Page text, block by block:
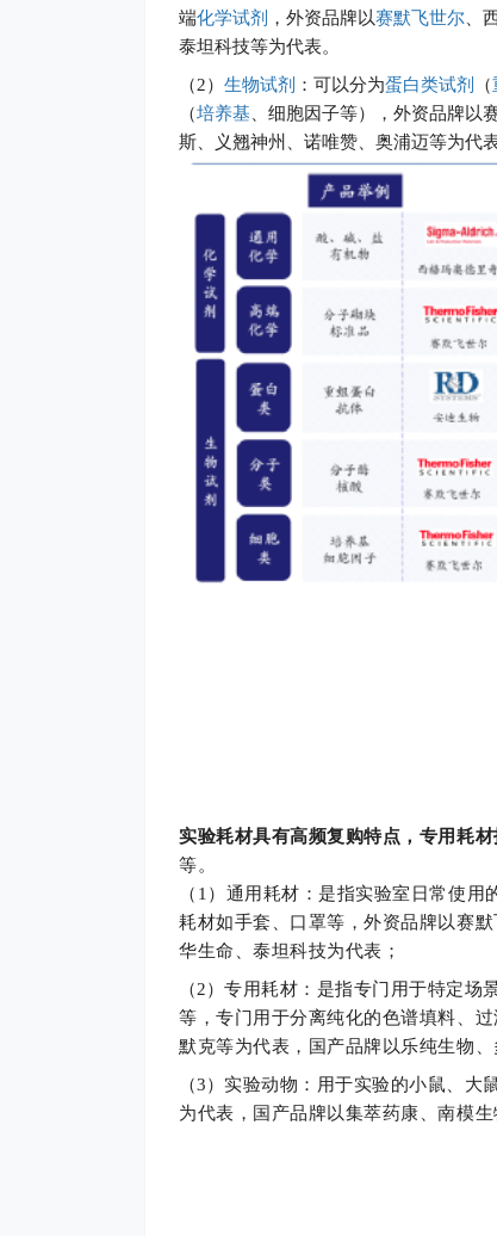
端化学试剂 ，外资品牌以赛默飞世尔、
泰坦科技等为代表。
（2） 生物试剂 ：可以分为蛋白类试剂 （
（培养基、细胞因子等），外资品牌以
斯、义翘神州、诺唯赞、奥浦迈等为代表
实验耗材具有高频复购特点，专用耗材
等。
（1） 通用耗材：是指实验室日常使用
耗材如手套、口罩等，外资品牌以赛
华生命、泰坦科技为代表；
（2） 专用耗材：是指专门用于特定场
等，专门用于分离纯化的色谱填料、
默克等为代表，国产品牌以乐纯生物
（3） 实验动物：用于实验的小鼠、大
为代表，国产品牌以集萃药康、南模生